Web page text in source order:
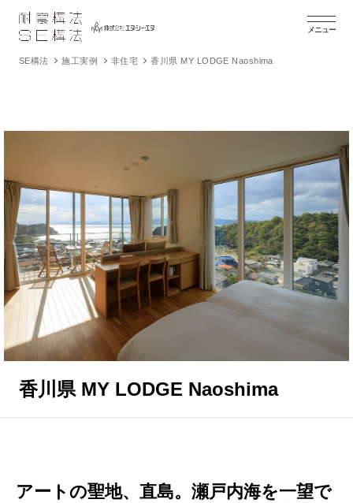
メニュー
SE構法 施工実例 非住宅 香川県 MY LODGE Naoshima
香川県 MY LODGE Naoshima
アートの聖地、直島。瀬戸内海を一望で